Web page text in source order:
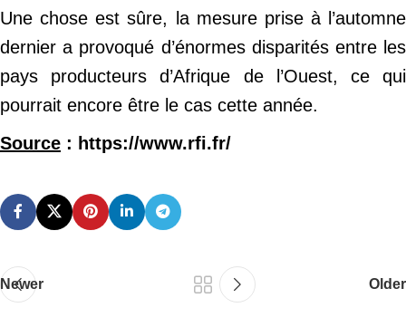
Une chose est sûre, la mesure prise à l’automne
dernier a provoqué d’énormes disparités entre les
pays producteurs d’Afrique de l’Ouest, ce qui
pourrait encore être le cas cette année.
Source : https://www.rfi.fr/
Newer Older